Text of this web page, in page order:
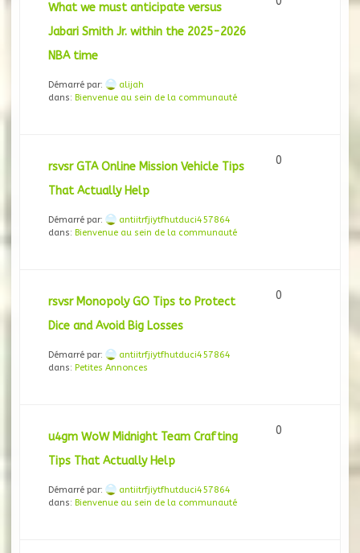
What we must anticipate versus
Jabari Smith Jr. within the 2025-2026
NBA time
Démarré par:
alijah
dans: Bienvenue au sein de la communauté
rsvsr GTA Online Mission Vehicle Tips
That Actually Help
Démarré par:
antiitrfjiytfhutduci457864
dans: Bienvenue au sein de la communauté
0
rsvsr Monopoly GO Tips to Protect
Dice and Avoid Big Losses
Démarré par:
antiitrfjiytfhutduci457864
dans: Petites Annonces
0
u4gm WoW Midnight Team Crafting
Tips That Actually Help
Démarré par:
antiitrfjiytfhutduci457864
dans: Bienvenue au sein de la communauté
0